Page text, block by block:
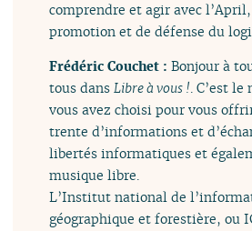
comprendre et agir avec
promotion et de défense du
Frédéric Couchet :Bonjour à
tous dansLibre à vous !. C’est le
vous avez choisi pour vous
trente d’informations et
libertés informatiques et
musique libre.
L’Institut national de
géographique et forestière, ou